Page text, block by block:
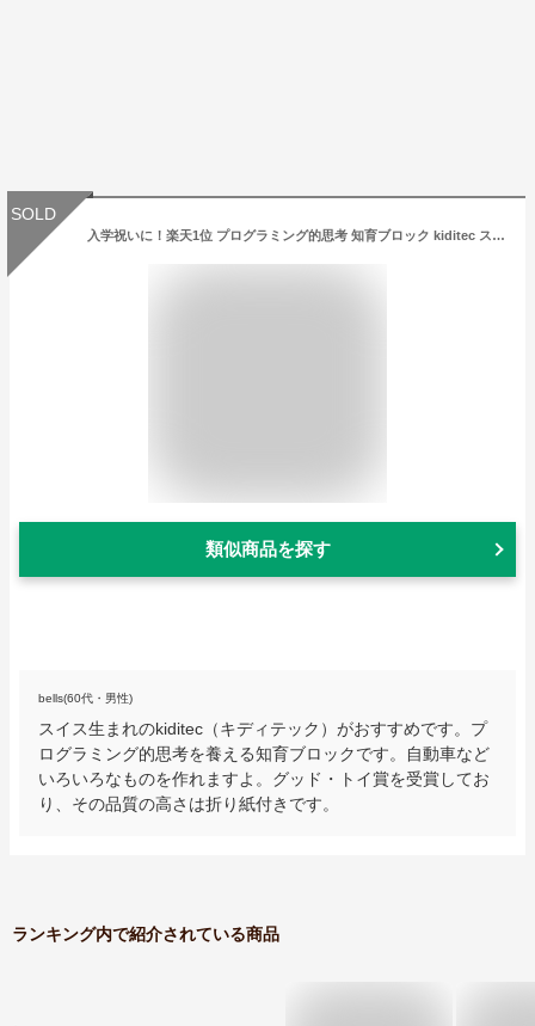
SOLD
入学祝いに！楽天1位 プログラミング的思考 知育ブロック kiditec スペースレース プラモデル ブロック 乗り物 車 自動車 ロボット 6歳 7歳 8歳 9歳 小学生 男の子 女の子 知育玩具 保育園 幼稚園 おもちゃ 誕生日 プレゼント
類似商品を探す
bells(60代・男性)
スイス生まれのkiditec（キディテック）がおすすめです。プ
ログラミング的思考を養える知育ブロックです。自動車など
いろいろなものを作れますよ。グッド・トイ賞を受賞してお
り、その品質の高さは折り紙付きです。
ランキング内で紹介されている商品